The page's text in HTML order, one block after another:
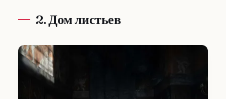
2. Дом листьев